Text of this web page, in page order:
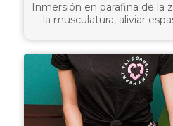
Inmersión en parafina de la
la musculatura, aliviar